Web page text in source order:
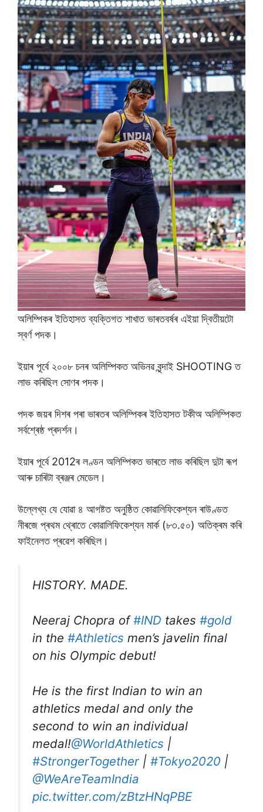
অলিম্পিকৰ ইতিহাসত ব্যক্তিগত শাখাত ভাৰতবৰ্ষৰ এইয়া দ্বিতীয়টো
স্বৰ্ণ পদক।
ইয়াৰ পূৰ্বে ২০০৮ চনৰ অলিম্পিকত অভিনৱ বৃন্দাই SHOOTING ত
লাভ কৰিছিল সোণৰ পদক।
পদক জয়ৰ দিশৰ পৰা ভাৰতৰ অলিম্পিকৰ ইতিহাসত টকীঅ অলিম্পিকত
সৰ্বশ্ৰেষ্ঠ প্ৰদৰ্শন।
ইয়াৰ পূৰ্বে 2012ৰ লণ্ডন অলিম্পিকত ভাৰতে লাভ কৰিছিল দুটা ৰূপ
আৰু চাৰিটা ব্ৰঞ্জৰ মেডেল।
উল্লেখ্য যে যোৱা ৪ আগষ্টত অনুষ্ঠিত কোৱালিফিকেশ্যন ৰাউণ্ডত
নীৰজে প্ৰথম থ্ৰোতে কোৱালিফিকেশ্যন মাৰ্ক (৮৩.৫০) অতিক্ৰম কৰি
ফাইনেলত প্ৰৱেশ কৰিছিল।
HISTORY. MADE.
Neeraj Chopra of#IND takes #gold
in the #Athletics men’s javelin final
on his Olympic debut!
He is the first Indian to win an
athletics medal and only the
second to win an individual
medal!@WorldAthletics |
#StrongerTogether | #Tokyo2020 |
@WeAreTeamIndia
pic.twitter.com/zBtzHNqPBE